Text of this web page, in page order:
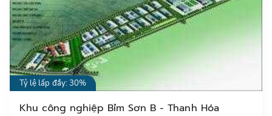
Tỷ lệ lấp đầy: 30%
Khu công nghiệp Bỉm Sơn B - Thanh Hóa